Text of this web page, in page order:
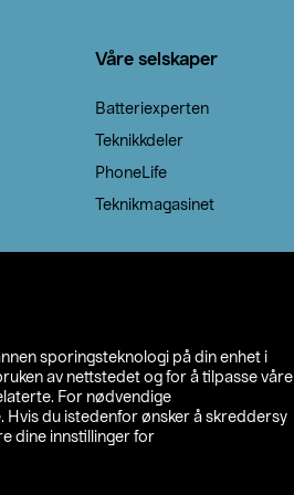
sporingsteknologi på din enhet i
av nettstedet og for å tilpasse våre
For nødvendige
Hvis du istedenfor ønsker å skreddersy
dine innstillinger for
Våre selskaper
Batteriexperten
Teknikkdeler
PhoneLife
Teknikmagasinet